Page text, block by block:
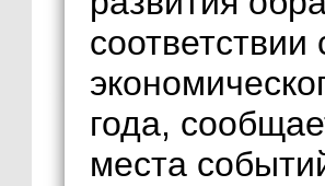
года,
места